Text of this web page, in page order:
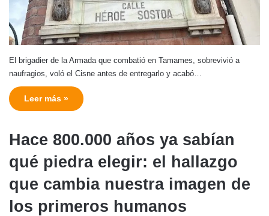
El brigadier de la Armada que combatió en Tamames, sobrevivió a
naufragios, voló el Cisne antes de entregarlo y acabó…
Leer más »
Hace 800.000 años ya sabían
qué piedra elegir: el hallazgo
que cambia nuestra imagen de
los primeros humanos